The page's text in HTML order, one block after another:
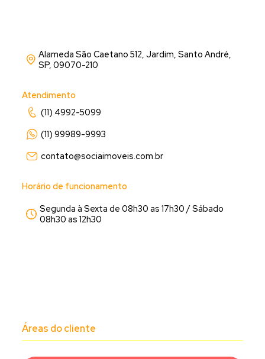
Alameda São Caetano 512, Jardim, Santo André,
SP, 09070-210
Atendimento
(11) 4992-5099
(11) 99989-9993
contato@sociaimoveis.com.br
Horário de funcionamento
Segunda à Sexta de 08h30 as 17h30 / Sábado
08h30 as 12h30
Áreas do cliente